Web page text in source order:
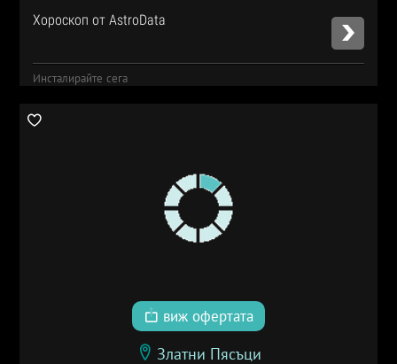
Хороскоп от AstroData
Инсталирайте сега
виж офертата
Златни Пясъци